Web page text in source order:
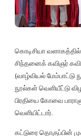
கொடிசியா
சிந்தனைக் கவிஞர்
(வாழ்வியல்
நூல்கள் வெளியீட்டு
பிரதியை கோவை
வெளியிட்டார்.
கட்டுரை தொகுப்பின்